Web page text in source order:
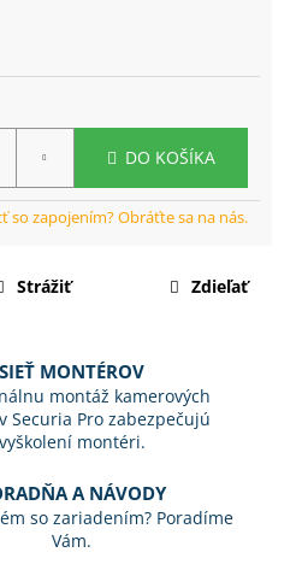
DO KOŠÍKA
Strážiť Zdieľať
SIEŤ MONTÉROV
montáž kamerových
Securia Pro zabezpečujú
vyškolení montéri.
A NÁVODY
so zariadením? Poradíme
Vám.